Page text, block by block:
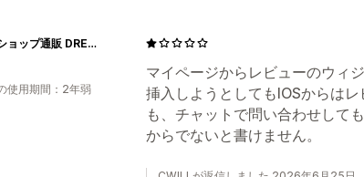
マイページからレビューのウィ
挿入しようとしてもIOSからは
も、チャットで問い合わせして
からでないと書けません。
ドレスショップ通販 DRESS B'SWEET公式
使用期間：2年弱